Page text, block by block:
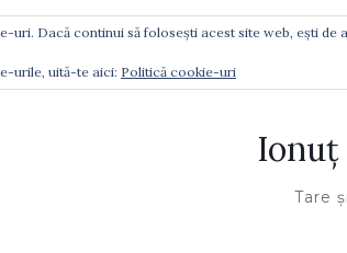
UNDE MĂ GĂSIŢI
Tare
Dacă continui să folosești acest site web, ești de
urile, uită-te aici: Politică cookie-uri